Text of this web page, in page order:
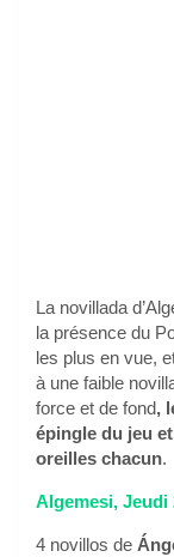
La novillada
la présence du
les plus en vue,
à une faible
force et de fond,
épingle du jeu
oreilles chacun.
Algemesi, Jeudi
4 novillos de